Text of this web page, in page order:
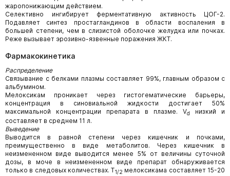
жаропонижающим действием.
Селективно ингибирует ферментативную активность ЦОГ-2.
Подавляет синтез простагландинов в области воспаления в
большей степени, чем в слизистой оболочке желудка или почках.
Реже вызывает эрозивно-язвенные поражения ЖКТ.
Фармакокинетика
Распределение
Связывание с белками плазмы составляет 99%, главным образом с
альбумином.
Мелоксикам проникает через гистогематические барьеры,
концентрация в синовиальной жидкости достигает 50%
максимальной концентрации препарата в плазме. Vd
низкий и
составляет в среднем 11 л.
Выведение
Выводится в равной степени через кишечник и почками,
преимущественно в виде метаболитов. Через кишечник в
неизмененном виде выводится менее 5% от величины суточной
дозы, в моче в неизмененном виде препарат обнаруживается
только в следовых количествах. T1/2 мелоксикама составляет 15-20